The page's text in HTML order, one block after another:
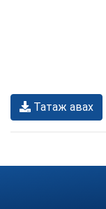
Татаж авах